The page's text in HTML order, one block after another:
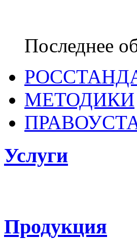
Последнее
МЕТОДИКИ
Услуги
Продукция